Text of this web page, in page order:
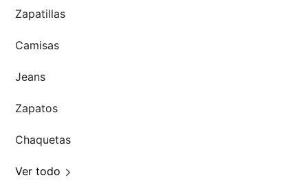
Zapatillas
Camisas
Jeans
Zapatos
Chaquetas
Ver todo